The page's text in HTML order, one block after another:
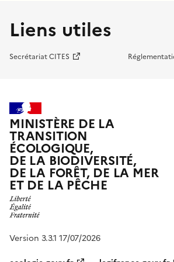
Liens utiles
Secrétariat CITES
MINISTÈRE DE LA
TRANSITION
ÉCOLOGIQUE,
DE LA BIODIVERSITÉ,
DE LA FORÊT, DE LA MER
ET DE LA PÊCHE
Version 3.3.1 17/07/2026